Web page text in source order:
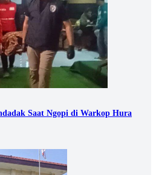
Saat Ngopi di Warkop Hura